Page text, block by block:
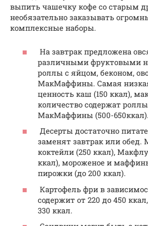
выпить чашечку кофе со старым
необязательно заказывать
комплексные наборы.
На завтрак предложена
различными фруктовыми
роллы с яйцом, беконом,
МакМаффины. Самая
ценность каш (150 ккал),
количество содержат
МакМаффины (500-650ккал).
Десерты достаточно
заменят завтрак или обед.
коктейли (250 ккал),
ккал), мороженое и
пирожки (до 200 ккал).
Картофель фри в
содержит от 220 до 450
330 ккал.